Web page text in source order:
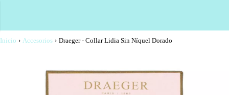
Inicio › Accesorios › Draeger - Collar Lidia Sin Níquel Dorado